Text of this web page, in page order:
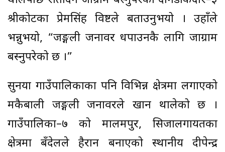
श्रीकोटका प्रेमसिंह विष्टले बताउनुभयो । उहाँले
भन्नुभयो, “जङ्गली जनावर धपाउनकै लागि जाग्राम
बस्नुपरेको छ ।”
सुर्नया गाउँपालिकाका पनि विभिन्न क्षेत्रमा लगाएको
मकैबाली जङ्गली जनावरले खान थालेको छ ।
गाउँपालिका–७ को मालमपुर, सिजालगायतका
क्षेत्रमा बँदेलले हैरान बनाएको स्थानीय दीपेन्द्र